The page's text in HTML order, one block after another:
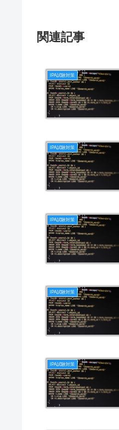
関連記事
IPA試験対策
IPA試験対策
IPA試験対策
IPA試験対策
IPA試験対策